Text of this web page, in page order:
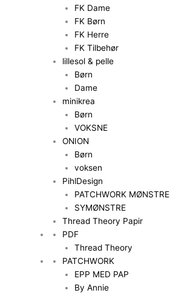
FK Dame
FK Børn
FK Herre
FK Tilbehør
lillesol & pelle
Børn
Dame
minikrea
Børn
VOKSNE
ONION
Børn
voksen
PihlDesign
PATCHWORK MØNSTRE
SYMØNSTRE
Thread Theory Papir
PDF
Thread Theory
PATCHWORK
EPP MED PAP
By Annie